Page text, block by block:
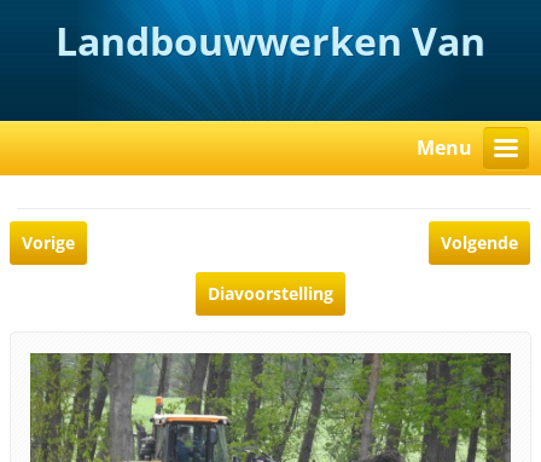
Landbouwwerken Van
Rooy
Menu
Vorige Volgende
Diavoorstelling